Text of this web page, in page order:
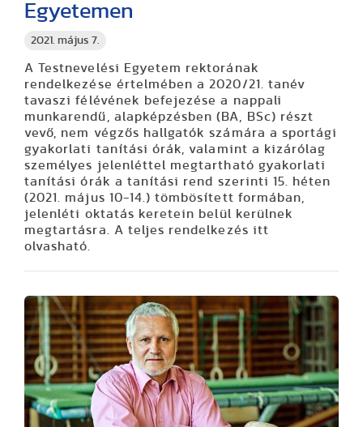
2021. május 7.
Egyetemen
A Testnevelési Egyetem rektorának
rendelkezése értelmében a 2020/21. tanév
tavaszi félévének befejezése a nappali
munkarendű, alapképzésben (BA, BSc) részt
vevő, nem végzős hallgatók számára a sportági
gyakorlati tanítási órák, valamint a kizárólag
személyes jelenléttel megtartható gyakorlati
tanítási órák a tanítási rend szerinti 15. héten
(2021. május 10-14.) tömbösített formában,
jelenléti oktatás keretein belül kerülnek
megtartásra. A teljes rendelkezés itt
olvasható.